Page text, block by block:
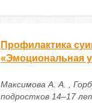
Профилактика
«Эмоциональная
Максимова А. А. ,
подростков 14–17